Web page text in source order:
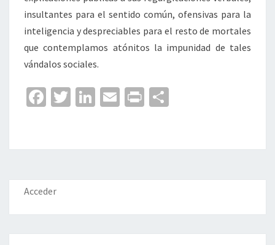
insultantes para el sentido común, ofensivas para la
inteligencia y despreciables para el resto de mortales
que contemplamos atónitos la impunidad de tales
vándalos sociales.
Fa
o
o
k
T
er
Li
dI
n
E
l
Pr
p
ar
Acceder